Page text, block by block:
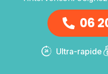
06
Ultra-rapide